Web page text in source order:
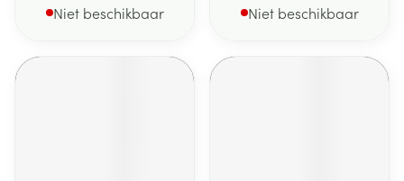
Niet beschikbaar Niet beschikbaar